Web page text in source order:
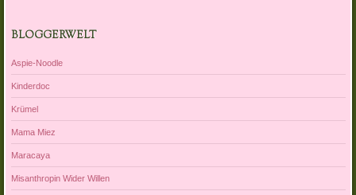
BLOGGERWELT
Aspie-Noodle
Kinderdoc
Krümel
Mama Miez
Maracaya
Misanthropin Wider Willen